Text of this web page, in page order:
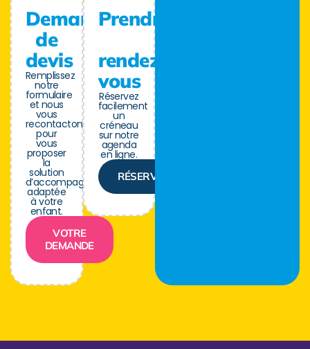
Demande
de
devis
Remplissez
notre
formulaire
et nous
vous
recontactons
pour
vous
proposer
la
solution
d’accompagnement
adaptée
à votre
enfant.
VOTRE
DEMANDE
Prendre
rendez-
vous
Réservez
facilement
un
créneau
sur notre
agenda
en ligne.
RÉSERVER